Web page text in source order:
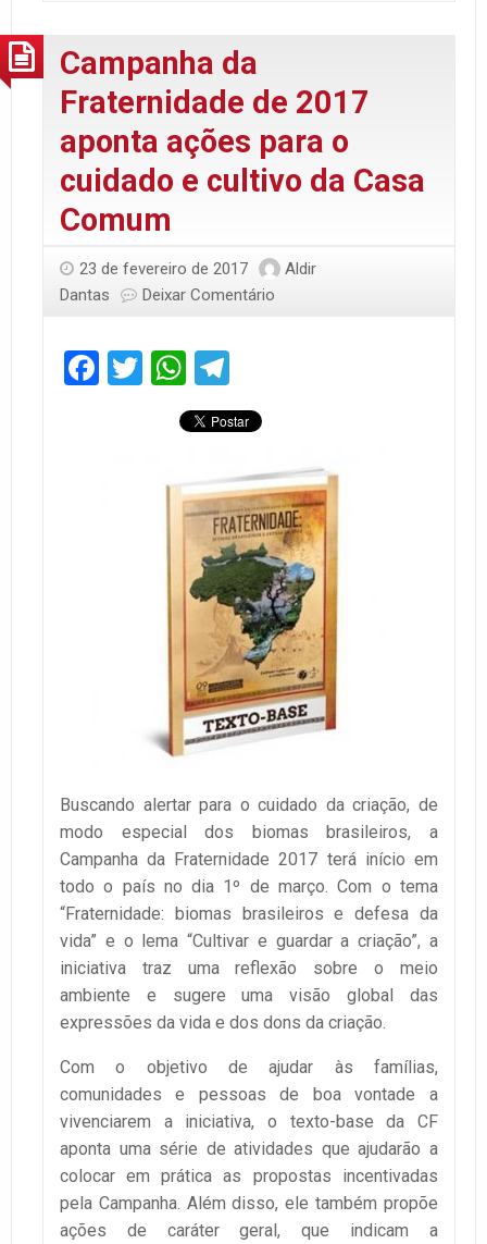
Campanha da
Fraternidade de 2017
aponta ações para o
cuidado e cultivo da Casa
Comum
23 de fevereiro de 2017
Aldir
Dantas
Deixar Comentário
Facebook
TwitterWhatsApp
Buscando alertar para o cuidado da criação, de
modo especial dos biomas brasileiros, a
Campanha da Fraternidade 2017 terá início em
todo o país no dia 1º de março. Com o tema
“Fraternidade: biomas brasileiros e defesa da
vida” e o lema “Cultivar e guardar a criação”, a
iniciativa traz uma reflexão sobre o meio
ambiente e sugere uma visão global das
expressões da vida e dos dons da criação.
Com o objetivo de ajudar às famílias,
comunidades e pessoas de boa vontade a
vivenciarem a iniciativa, o texto-base da CF
aponta uma série de atividades que ajudarão a
colocar em prática as propostas incentivadas
pela Campanha. Além disso, ele também propõe
ações de caráter geral, que indicam a